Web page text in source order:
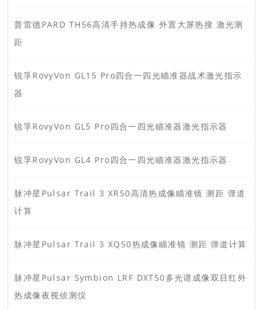
普雷德PARD TH56高清手持热成像 外置大屏热搜 激光测
距
锐孚RovyVon GL15 Pro四合一四光瞄准器战术激光指示
器
锐孚RovyVon GL5 Pro四合一四光瞄准器激光指示器
锐孚RovyVon GL4 Pro四合一四光瞄准器激光指示器
脉冲星Pulsar Trail 3 XR50高清热成像瞄准镜 测距 弹道
计算
脉冲星Pulsar Trail 3 XQ50热成像瞄准镜 测距 弹道计算
脉冲星Pulsar Symbion LRF DXT50多光谱成像双目红外
热成像夜视侦测仪